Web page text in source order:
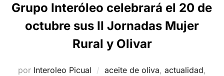
Grupo Interóleo celebrará el 20 de
octubre sus II Jornadas Mujer
Rural y Olivar
por Interoleo Picual aceite de oliva, actualidad,